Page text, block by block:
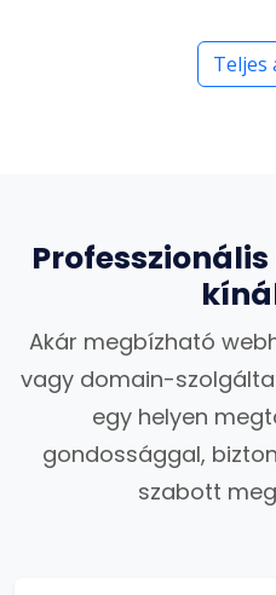
Teljes
Akár megbízható
vagy domain-
egy helyen
gondossággal,
szabott